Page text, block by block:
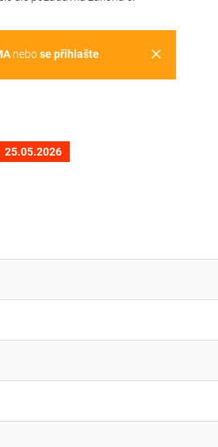
clear
nebose přihlašte.
25.05.2026